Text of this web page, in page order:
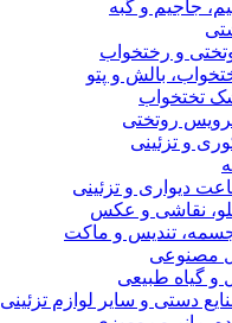
جاجیم و گبه
و رختخواب
بالش و پتو
تختخواب
روتختی
و تزئینی
دیواری و تزئینی
نقاشی و عکس
تندیس و ماکت
مصنوعی
و گیاه طبیعی
دستی و سایر لوازم تزئینی